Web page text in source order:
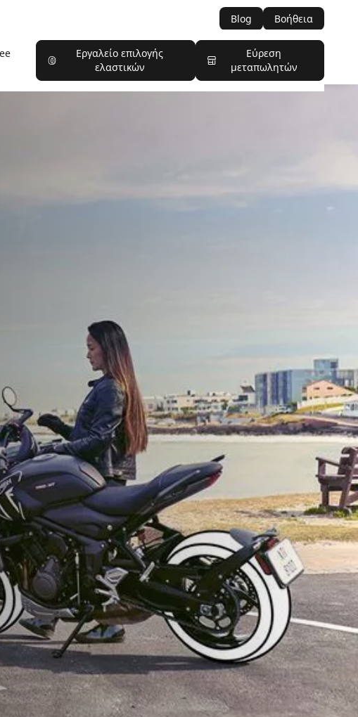
Blog Βοήθεια
Εργαλείο επιλογής
ελαστικών
Εύρεση
μεταπωλητών